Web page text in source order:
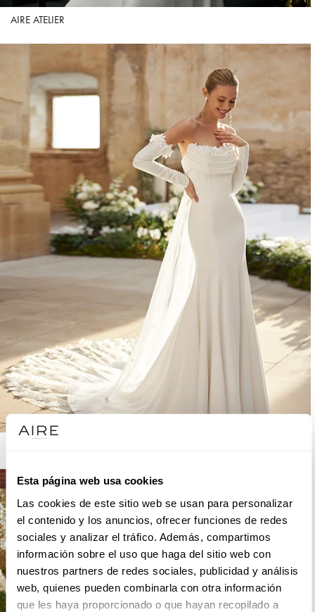
Esta página web usa cookies
Las cookies de este sitio web se usan para personalizar
el contenido y los anuncios, ofrecer funciones de redes
sociales y analizar el tráfico. Además, compartimos
información sobre el uso que haga del sitio web con
nuestros partners de redes sociales, publicidad y análisis
web, quienes pueden combinarla con otra información
que les haya proporcionado o que hayan recopilado a
AIRE ATELIER